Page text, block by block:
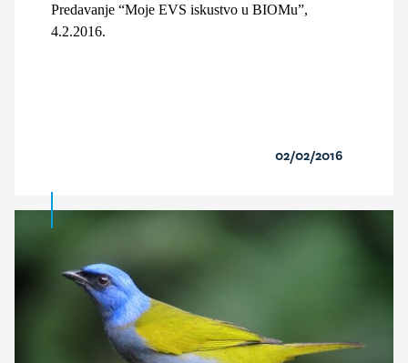
Predavanje “Moje EVS iskustvo u BIOMu”,
4.2.2016.
02/02/2016